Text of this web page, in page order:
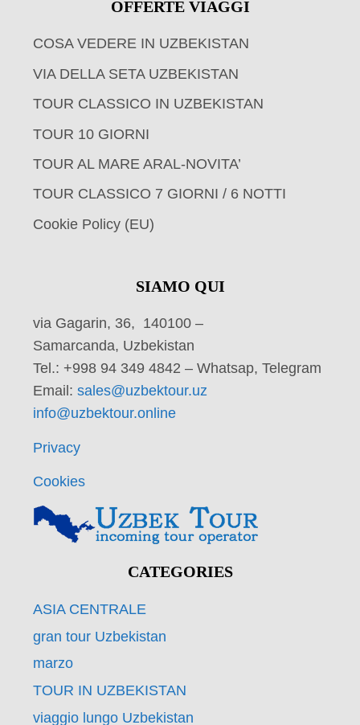
OFFERTE VIAGGI
COSA VEDERE IN UZBEKISTAN
VIA DELLA SETA UZBEKISTAN
TOUR CLASSICO IN UZBEKISTAN
TOUR 10 GIORNI
TOUR AL MARE ARAL-NOVITA’
TOUR CLASSICO 7 GIORNI / 6 NOTTI
Cookie Policy (EU)
SIAMO QUI
via Gagarin, 36, 140100 –
Samarcanda, Uzbekistan
Tel.: +998 94 349 4842 – Whatsap, Telegram
Email: sales@uzbektour.uz
info@uzbektour.online
Privacy
Cookies
CATEGORIES
ASIA CENTRALE
gran tour Uzbekistan
marzo
TOUR IN UZBEKISTAN
viaggio lungo Uzbekistan